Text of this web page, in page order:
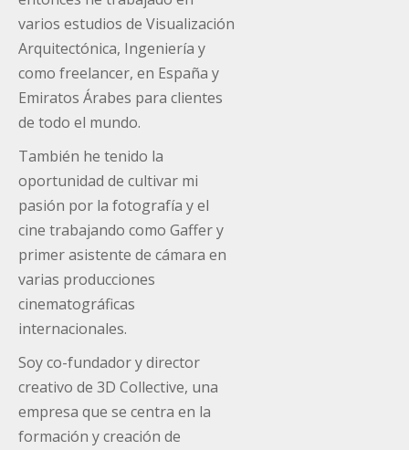
varios estudios de Visualización
Arquitectónica, Ingeniería y
como freelancer, en España y
Emiratos Árabes para clientes
de todo el mundo.
También he tenido la
oportunidad de cultivar mi
pasión por la fotografía y el
cine trabajando como Gaffer y
primer asistente de cámara en
varias producciones
cinematográficas
internacionales.
Soy co-fundador y director
creativo de 3D Collective, una
empresa que se centra en la
formación y creación de